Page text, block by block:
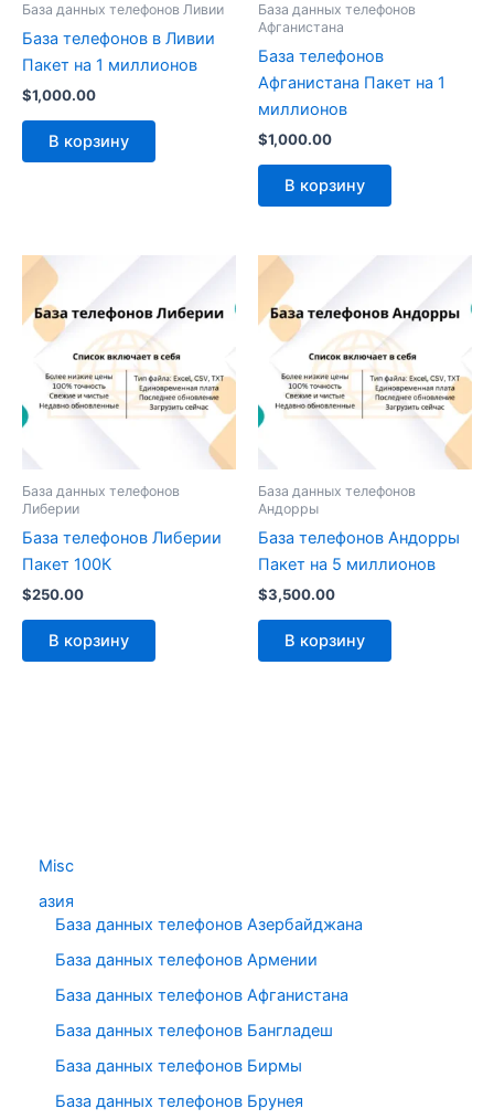
Misc
азия
База данных телефонов Азербайджана
База данных телефонов Армении
База данных телефонов Афганистана
База данных телефонов Бангладеш
База данных телефонов Бирмы
База данных телефонов Брунея
База данных телефонов Ливии
База телефонов в Ливии
Пакет на 1 миллионов
$1,000.00
В корзину
База данных телефонов
Афганистана
База телефонов
Афганистана Пакет на 1
миллионов
$1,000.00
В корзину
База данных телефонов
Либерии
База телефонов Либерии
Пакет 100К
$250.00
В корзину
База данных телефонов
Андорры
База телефонов Андорры
Пакет на 5 миллионов
$3,500.00
В корзину